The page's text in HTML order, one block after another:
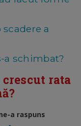
a
a schimbat?
rata
a raspuns